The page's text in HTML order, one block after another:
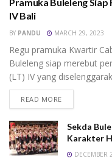
meningkatkan
menetapkan Pembina
serta Pimpinan
Tags: jambore
IV Bali
BY PANDU MARCH 29, 2023
Regu pramuka Kwartir
Buleleng siap merebut
(LT) IV yang
READ MORE
Sekda
Karakter
DECEMBER